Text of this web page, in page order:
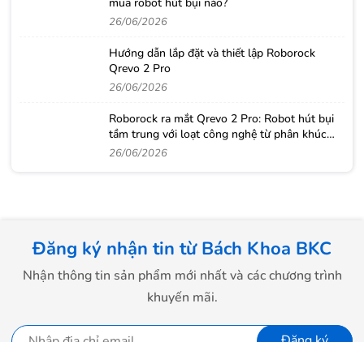
26/06/2026
Hướng dẫn lắp đặt và thiết lập Roborock
Qrevo 2 Pro
26/06/2026
Roborock ra mắt Qrevo 2 Pro: Robot hút bụi
tầm trung với loạt công nghệ từ phân khúc
cao cấp
26/06/2026
Đăng ký nhận tin từ Bách Khoa BKC
Nhận thông tin sản phẩm mới nhất và các chương trình
khuyến mãi.